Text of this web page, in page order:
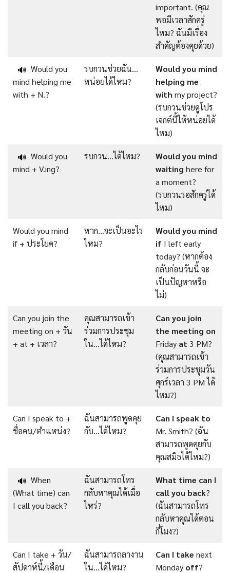
important. (คุณ
พอมีเวลาสักครู่
ไหม? ฉันมีเรื่อง
สำคัญต้องคุยด้วย)
🔊 Would you
mind helping me
with + N.?
รบกวนช่วยฉัน…
หน่อยได้ไหม?
Would you mind
helping me
with my project?
(รบกวนช่วยดูโปร
เจกต์นี้ให้หน่อยได้
ไหม)
🔊 Would you
mind + V.ing?
รบกวน…ได้ไหม? Would you mind
waiting here for
a moment?
(รบกวนรอสักครู่ได้
ไหม)
Would you mind
if + ประโยค?
หาก…จะเป็นอะไร
ไหม?
Would you mind
if I left early
today? (หากต้อง
กลับก่อนวันนี้ จะ
เป็นปัญหาหรือ
ไม่)
Can you join the
meeting on + วัน
+ at + เวลา?
คุณสามารถเข้า
ร่วมการประชุม
ใน…ได้ไหม?
Can you join
the meeting on
Friday at 3 PM?
(คุณสามารถเข้า
ร่วมการประชุมวัน
ศุกร์เวลา 3 PM ได้
ไหม?)
Can I speak to +
ชื่อคน/ตำแหน่ง?
ฉันสามารถพูดคุย
กับ…ได้ไหม?
Can I speak to
Mr. Smith? (ฉัน
สามารถพูดคุยกับ
คุณสมิธได้ไหม?)
🔊 When
(What time) can
I call you back?
ฉันสามารถโทร
กลับหาคุณได้เมื่อ
ไหร่?
What time can I
callyou back?
(ฉันสามารถโทร
กลับหาคุณได้ตอน
กี่โมง?)
Can I take + วัน/
สัปดาห์นี้/เดือน
ฉันสามารถลางาน
ใน…ได้ไหม?
Can I take next
Monday off?